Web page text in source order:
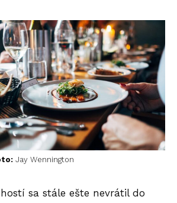
Jay Wennington
sa stále ešte nevrátil do